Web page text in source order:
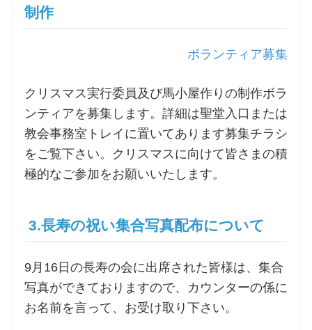
オルガンメディテーション
交通・アクセス
ご利用にあたって
交通・アクセス
制作
ボランティア募集
クリスマス実行委員及び馬小屋作りの制作ボラ
ンティアを募集します。詳細は聖堂入口または
教会事務室トレイに置いてあります募集チラシ
をご覧下さい。クリスマスに向けて皆さまの積
極的なご参加をお願いいたします。
3.長寿の祝い集合写真配布について
9月16日の長寿の会に出席された皆様は、集合
写真ができておりますので、カウンターの係に
お名前を言って、お受け取り下さい。